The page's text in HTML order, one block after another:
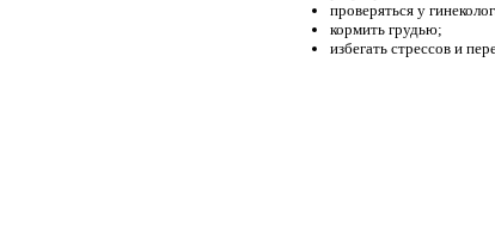
проверяться у
кормить грудью;
избегать стрессов и